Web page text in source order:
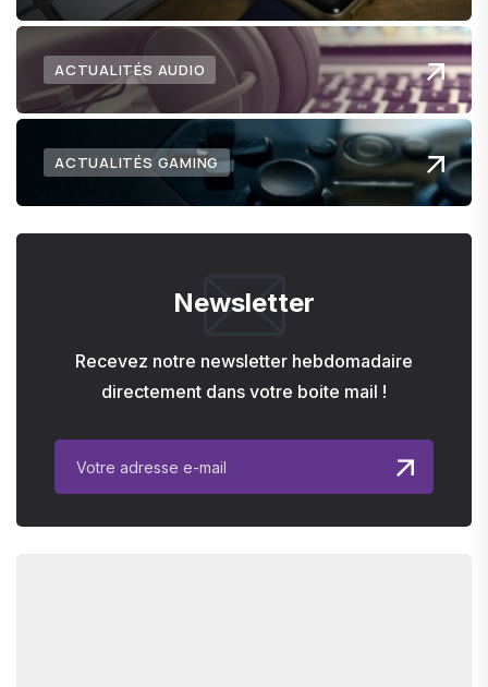
ACTUALITÉS AUDIO
ACTUALITÉS GAMING
Newsletter
Recevez notre newsletter hebdomadaire
directement dans votre boite mail !